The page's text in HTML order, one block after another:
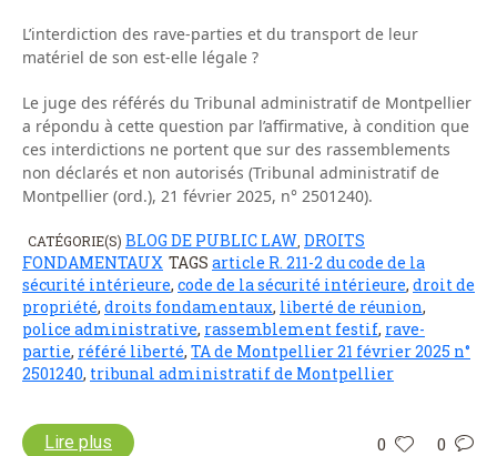
L’interdiction des rave-parties et du transport de leur
matériel de son est-elle légale ?
Le juge des référés du Tribunal administratif de Montpellier
a répondu à cette question par l’affirmative, à condition que
ces interdictions ne portent que sur des rassemblements
non déclarés et non autorisés (Tribunal administratif de
Montpellier (ord.), 21 février 2025, n° 2501240).
CATÉGORIE(S) BLOG DE PUBLIC LAW DROITS
FONDAMENTAUX TAGS article R. 211-2 du code de la
sécurité intérieure, code de la sécurité intérieure, droit de
propriété, droits fondamentaux, liberté de réunion,
police administrative, rassemblement festif, rave-
partie, référé liberté, TA de Montpellier 21 février 2025 n°
2501240, tribunal administratif de Montpellier
0 0
Lire plus